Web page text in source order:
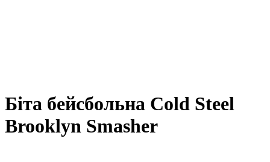
Біта бейсбольна Cold Steel
Brooklyn Smasher